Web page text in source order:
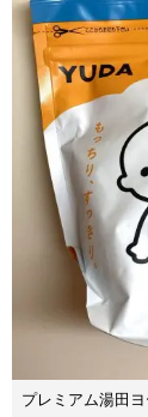
プレミアム湯田ヨ